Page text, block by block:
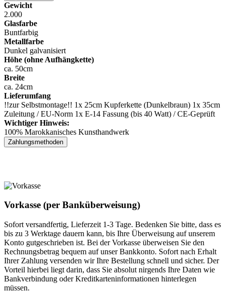
Gewicht
2.000
Glasfarbe
Buntfarbig
Metallfarbe
Dunkel galvanisiert
Höhe (ohne Aufhängkette)
ca. 50cm
Breite
ca. 24cm
Lieferumfang
!!zur Selbstmontage!! 1x 25cm Kupferkette (Dunkelbraun) 1x 35cm
Zuleitung / EU-Norm 1x E-14 Fassung (bis 40 Watt) / CE-Geprüft
Wichtiger Hinweis:
100% Marokkanisches Kunsthandwerk
Zahlungsmethoden
Vorkasse (per Banküberweisung)
Sofort versandfertig, Lieferzeit 1-3 Tage. Bedenken Sie bitte, dass es
bis zu 3 Werktage dauern kann, bis Ihre Überweisung auf unserem
Konto gutgeschrieben ist. Bei der Vorkasse überweisen Sie den
Rechnungsbetrag bequem auf unser Bankkonto. Sofort nach Erhalt
Ihrer Zahlung versenden wir Ihre Bestellung schnell und sicher. Der
Vorteil hierbei liegt darin, dass Sie absolut nirgends Ihre Daten wie
Bankverbindung oder Kreditkarteninformationen hinterlegen
müssen.